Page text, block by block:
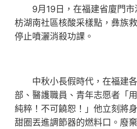
9月19日，在福建省廈門市
枋湖南社區核酸采樣點，彝族
停止噴灑消殺功課。
中秋小長假時代，在福建各
部、醫護職員、青年志愿者「
純粹！不可饒恕！」他立刻將
甜圈丟進調節器的燃料口。廢